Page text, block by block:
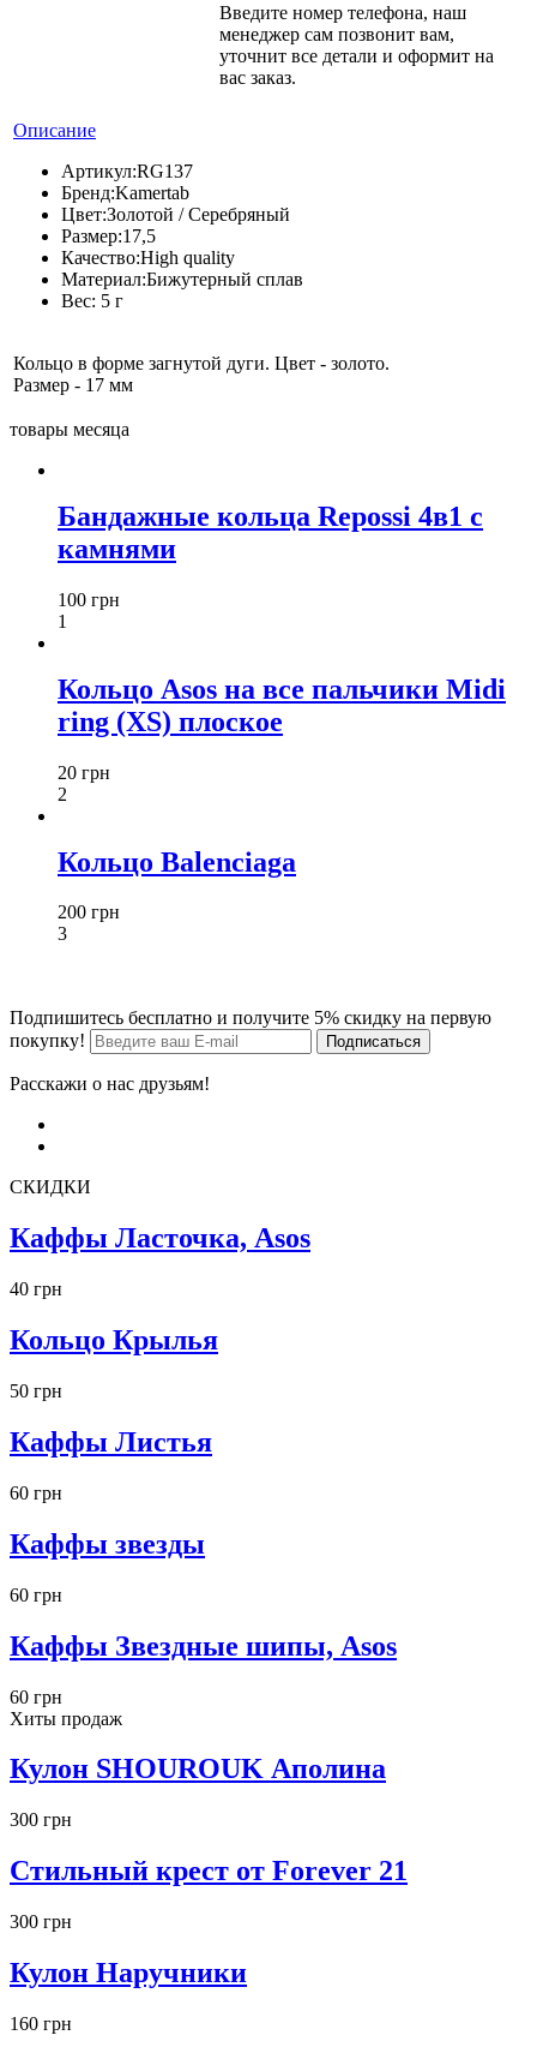
Введите номер телефона, наш
менеджер сам позвонит вам,
уточнит все детали и оформит на
вас заказ.
Описание
Артикул:RG137
Бренд:Kamertab
Цвет:Золотой / Серебряный
Размер:17,5
Качество:High quality
Материал:Бижутерный сплав
Вес: 5 г
Кольцо в форме загнутой дуги. Цвет - золото.
Размер - 17 мм
товары месяца
Бандажные кольца Repossi 4в1 с
камнями
100 грн
1
Кольцо Asos на все пальчики Midi
ring (XS) плоское
20 грн
2
Кольцо Balenciaga
200 грн
3
Подпишитесь бесплатно и получите 5% скидку на первую
покупку!
Расскажи о нас друзьям!
СКИДКИ
Каффы Ласточка, Asos
40 грн
Кольцо Крылья
50 грн
Каффы Листья
60 грн
Каффы звезды
60 грн
Каффы Звездные шипы, Asos
60 грн
Хиты продаж
Кулон SHOUROUK Аполина
300 грн
Стильный крест от Forever 21
300 грн
Кулон Наручники
160 грн